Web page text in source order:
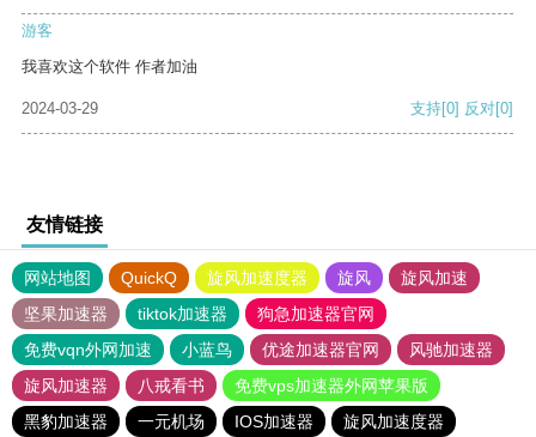
游客
我喜欢这个软件 作者加油
2024-03-29 支持[0] 反对[0]
友情链接
网站地图 QuickQ 旋风加速度器 旋风
旋风加速
坚果加速器
tiktok加速器
狗急加速器官网
免费vqn外网加速
小蓝鸟 优途加速器官网
风驰加速器
旋风加速器
八戒看书
免费vps加速器外网苹果版
黑豹加速器
一元机场 IOS加速器
旋风加速度器